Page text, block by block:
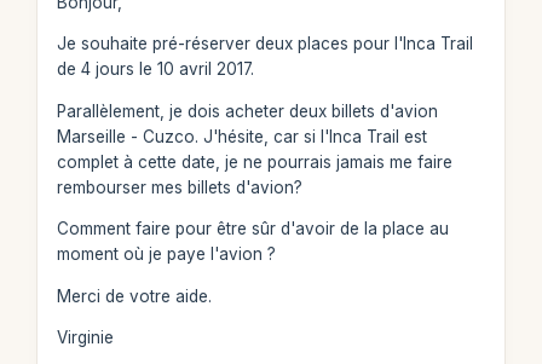
Je souhaite pré-réserver deux places pour l'Inca Trail
de 4 jours le 10 avril 2017.
Parallèlement, je dois acheter deux billets d'avion
Marseille - Cuzco. J'hésite, car si l'Inca Trail est
complet à cette date, je ne pourrais jamais me faire
rembourser mes billets d'avion?
Comment faire pour être sûr d'avoir de la place au
moment où je paye l'avion ?
Merci de votre aide.
Virginie